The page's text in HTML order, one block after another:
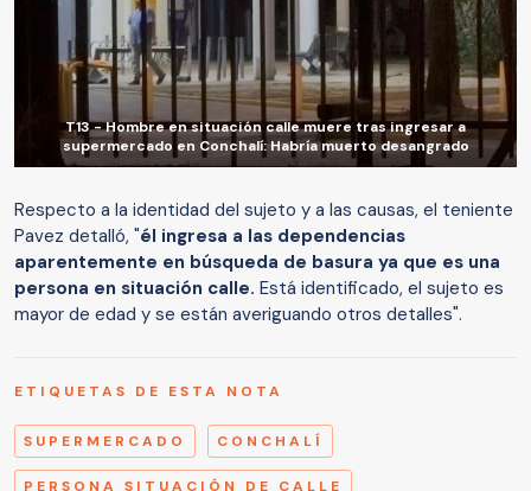
T13 - Hombre en situación calle muere tras ingresar a
supermercado en Conchalí: Habría muerto desangrado
Respecto a la identidad del sujeto y a las causas, el teniente
Pavez detalló, "él ingresa a las dependencias
aparentemente en búsqueda de basura ya que es una
persona en situación calle. Está identificado, el sujeto es
mayor de edad y se están averiguando otros detalles".
ETIQUETAS DE ESTA NOTA
SUPERMERCADO CONCHALÍ
PERSONA SITUACIÓN DE CALLE